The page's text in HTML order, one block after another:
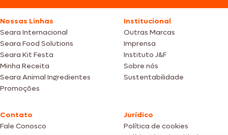
Nossas Linhas
Seara Internacional
Seara Food Solutions
Seara Kit Festa
Minha Receita
Seara Animal Ingredientes
Promoções
Institucional
Outras Marcas
Imprensa
Instituto J&F
Sobre nós
Sustentabilidade
Contato
Fale Conosco
Jurídico
Política de cookies